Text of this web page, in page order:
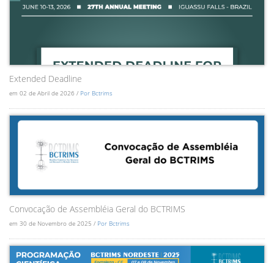
Extended Deadline
em 02 de Abril de 2026 / Por Bctrims
Convocação de Assembléia Geral do BCTRIMS
em 30 de Novembro de 2025 / Por Bctrims